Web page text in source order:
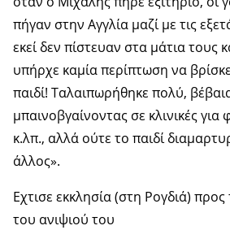
πήγαν στην Αγγλία μαζί με τις
εκεί δεν πίστευαν στα μάτια τους
υπήρχε καμία περίπτωση να
παιδί! Ταλαιπωρήθηκε πολύ,
μπαινοβγαίνοντας σε κλινικές για
κ.λπ., αλλά ούτε το παιδί
άλλος».
Εχτισε εκκλησία (στη Ρογδιά)
του ανιψιού του